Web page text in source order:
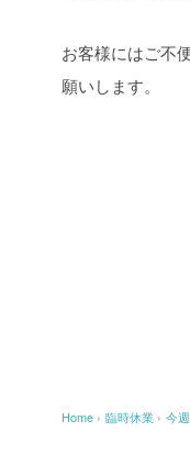
お客様にはご不
願いします。
Home › 臨時休業 › 今